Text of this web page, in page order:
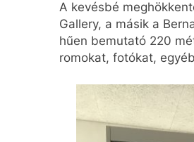
A kevésbé
Gallery, a másik a
hűen bemutató 220
romokat, fotókat,